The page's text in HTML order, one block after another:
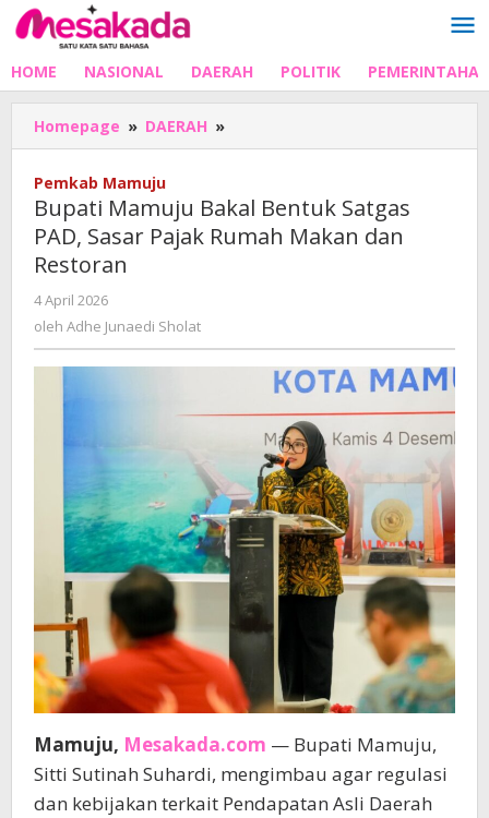
Lewati
ke
HOME NASIONAL DAERAH POLITIK
Homepage » DAERAH »
Mamuju
Satgas
PAD,
dan
Restoran
Pemkab Mamuju
Bupati Mamuju Bakal Bentuk Satgas
PAD, Sasar Pajak Rumah Makan dan
Restoran
4 April 2026
Adhe
oleh Adhe Junaedi Sholat
Mamuju, Mesakada.com — Bupati Mamuju,
Sitti Sutinah Suhardi, mengimbau agar regulasi
dan kebijakan terkait Pendapatan Asli Daerah